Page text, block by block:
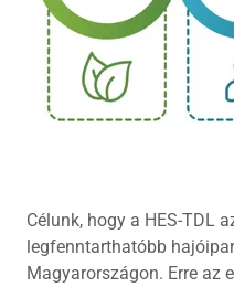
Célunk, hogy a HES-TDL
legfenntarthatóbb
Magyarországon. Erre az